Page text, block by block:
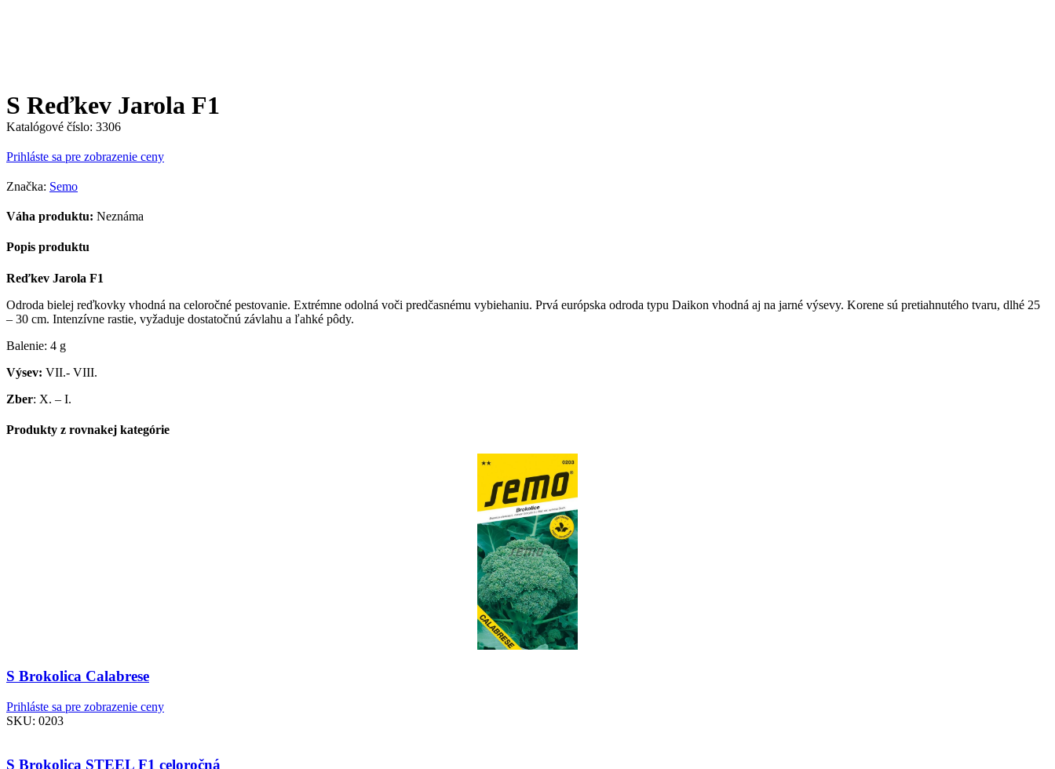
S Reďkev Jarola F1
Katalógové číslo: 3306
Prihláste sa pre zobrazenie ceny
Značka: Semo
Váha produktu: Neznáma
Popis produktu
Reďkev Jarola F1
Odroda bielej reďkovky vhodná na celoročné pestovanie. Extrémne odolná voči predčasnému vybiehaniu. Prvá európska odroda typu Daikon vhodná aj na jarné výsevy. Korene sú pretiahnutého tvaru, dlhé 25
– 30 cm. Intenzívne rastie, vyžaduje dostatočnú závlahu a ľahké pôdy.
Balenie: 4 g
Výsev: VII.- VIII.
Zber: X. – I.
Produkty z rovnakej kategórie
S Brokolica Calabrese
Prihláste sa pre zobrazenie ceny
SKU: 0203
S Brokolica STEEL F1 celoročná